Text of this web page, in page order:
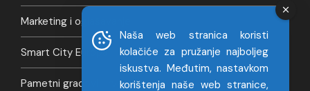
Marketing i oglašavanje
Smart City Europa
Pametni gradovi Hrvatska
Naša web stranica koristi
kolačiće za pružanje najboljeg
iskustva. Međutim, nastavkom
korištenja naše web stranice,